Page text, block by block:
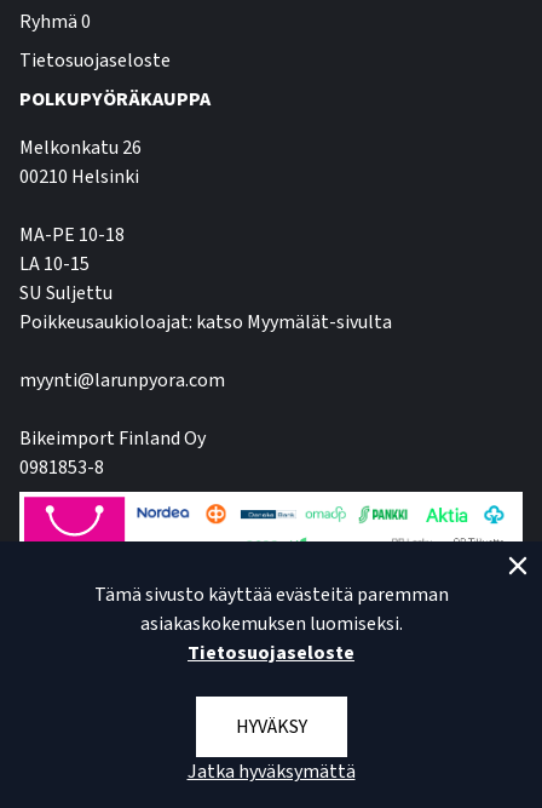
Ryhmä 0
Tietosuojaseloste
POLKUPYÖRÄKAUPPA
Melkonkatu 26
00210 Helsinki
MA-PE 10-18
LA 10-15
SU Suljettu
Poikkeusaukioloajat: katso Myymälät-sivulta
myynti@larunpyora.com
Bikeimport Finland Oy
0981853-8
Tämä sivusto käyttää evästeitä paremman
asiakaskokemuksen luomiseksi.
Tietosuojaseloste
HYVÄKSY
Jatka hyväksymättä